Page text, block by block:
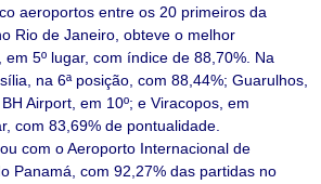
aeroportos entre os 20 primeiros da
Rio de Janeiro, obteve o melhor
5º lugar, com índice de 88,70%. Na
na 6ª posição, com 88,44%; Guarulhos,
Airport, em 10º; e Viracopos, em
com 83,69% de pontualidade.
com o Aeroporto Internacional de
Panamá, com 92,27% das partidas no